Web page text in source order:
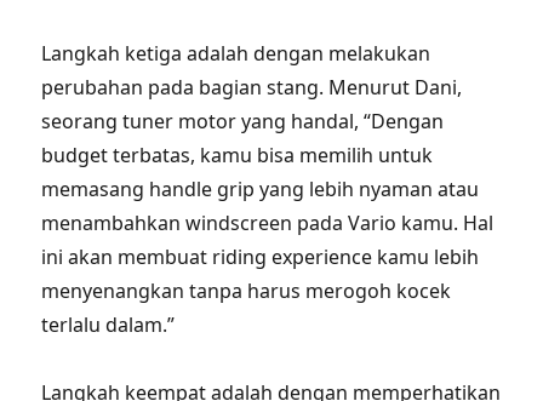
Langkah ketiga adalah dengan melakukan
perubahan pada bagian stang. Menurut Dani,
seorang tuner motor yang handal, “Dengan
budget terbatas, kamu bisa memilih untuk
memasang handle grip yang lebih nyaman atau
menambahkan windscreen pada Vario kamu. Hal
ini akan membuat riding experience kamu lebih
menyenangkan tanpa harus merogoh kocek
terlalu dalam.”
Langkah keempat adalah dengan memperhatikan